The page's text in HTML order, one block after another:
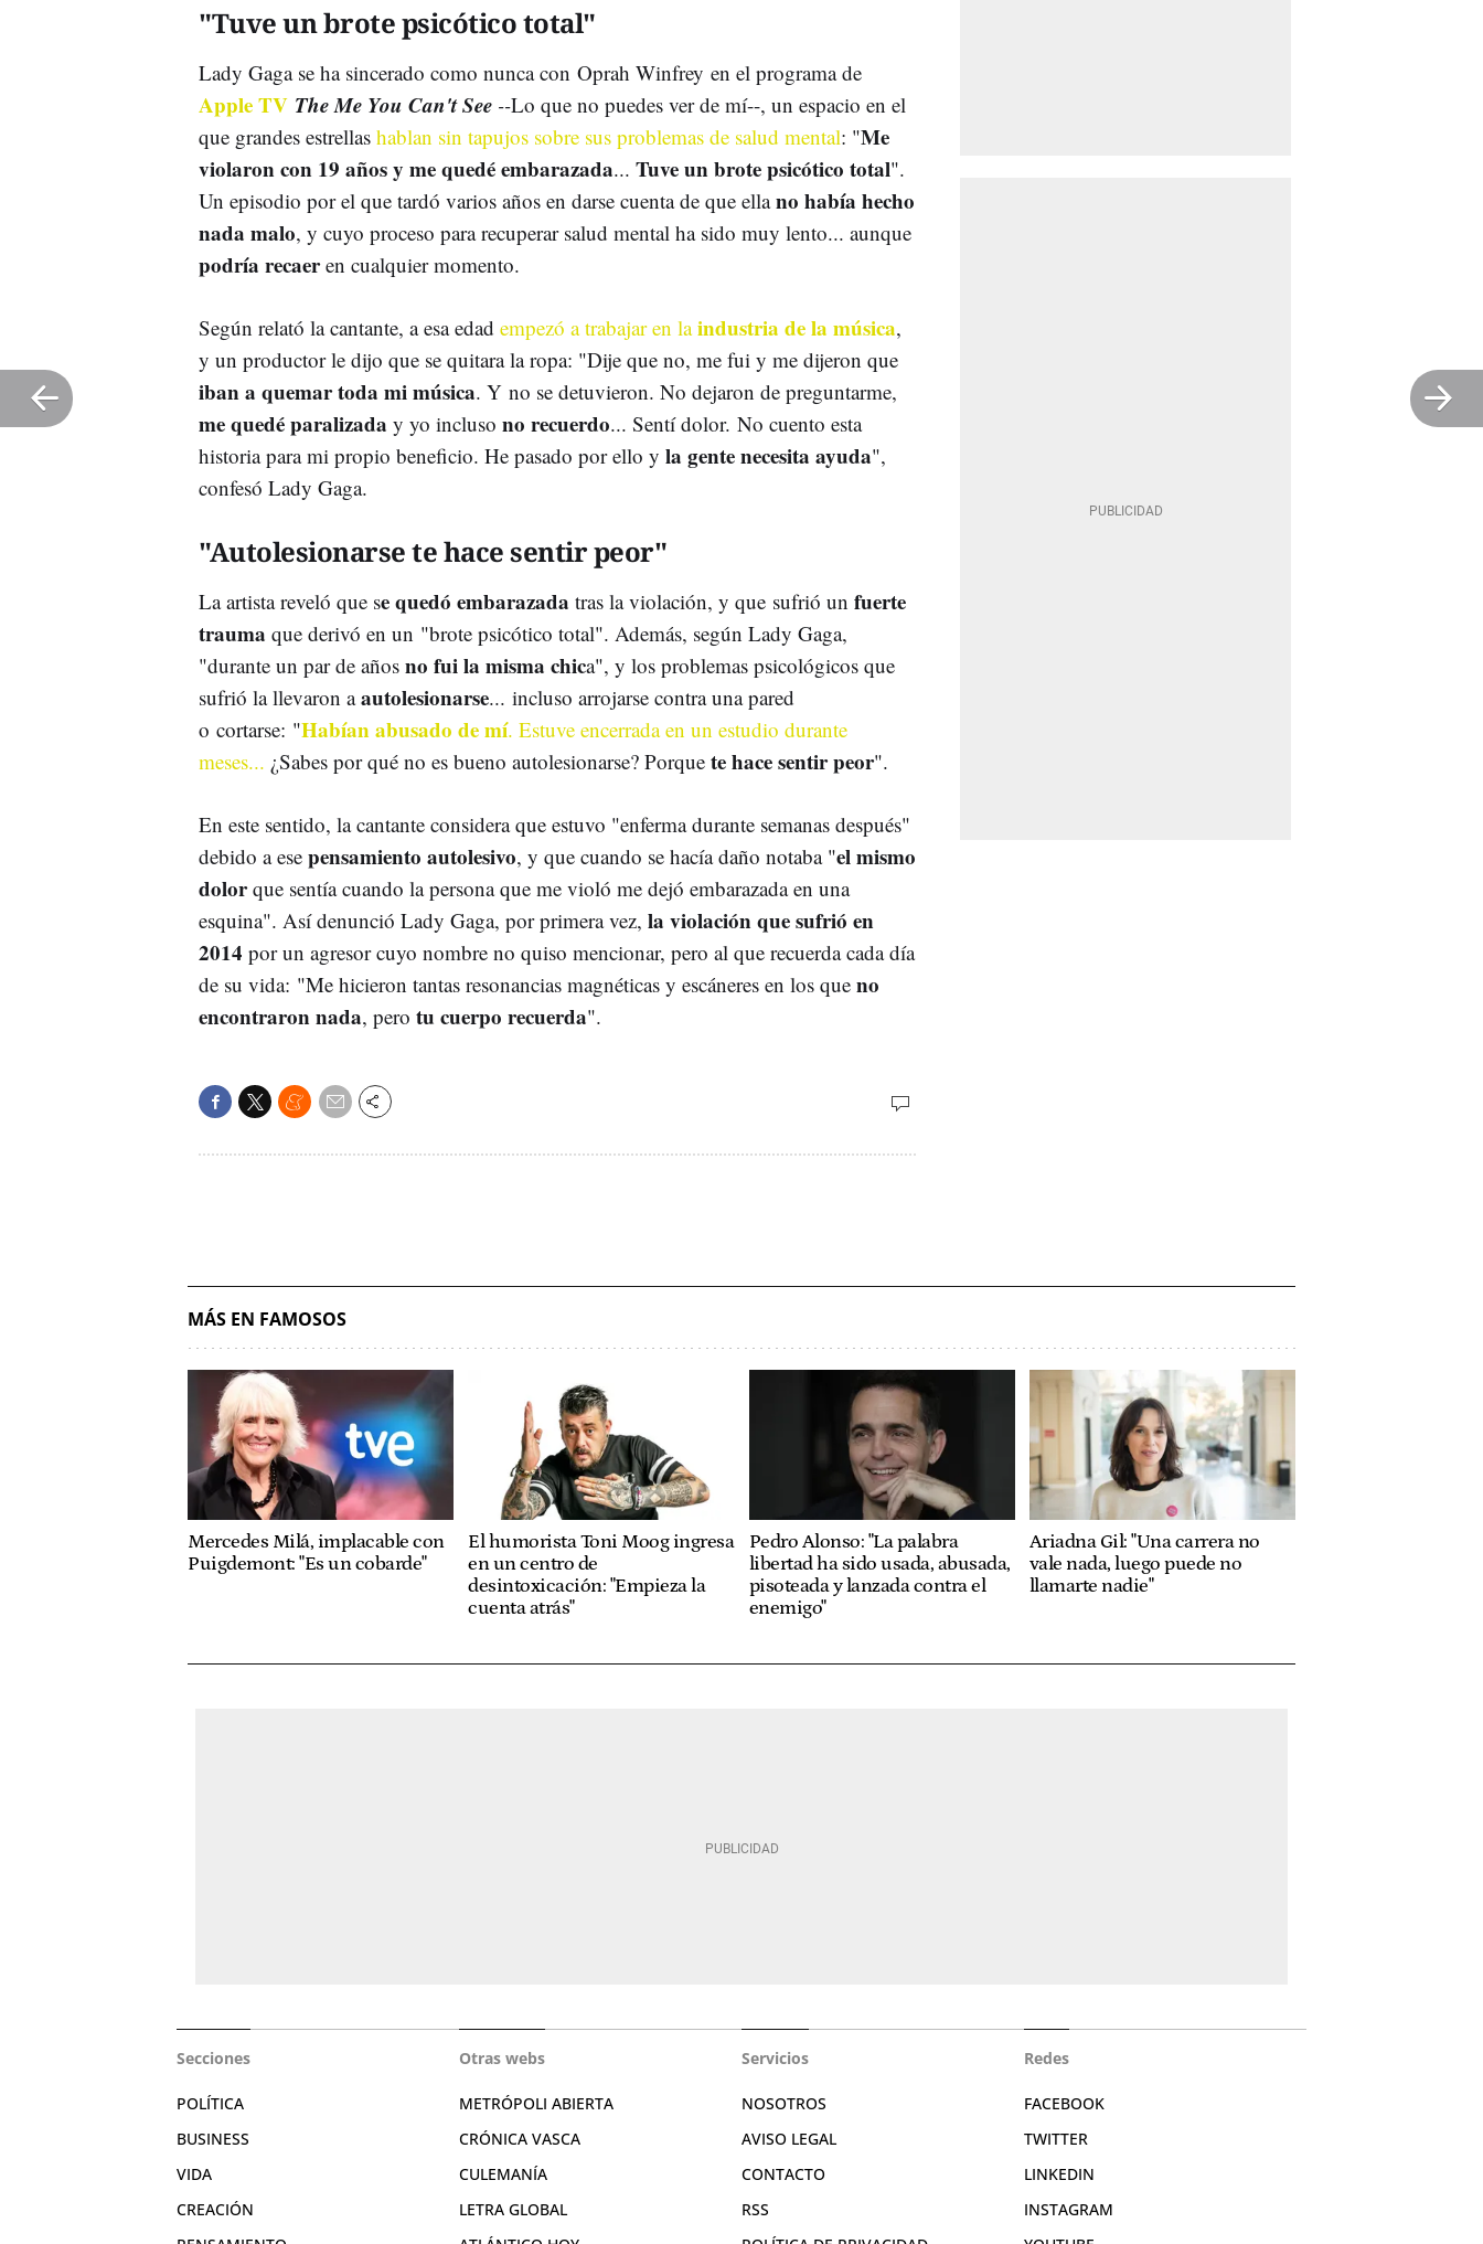
"Tuve un brote psicótico total"
Lady Gaga se ha sincerado como nunca con Oprah Winfrey en el programa de
Apple TV The Me You Can't See --Lo que no puedes ver de mí--, un espacio en el
que grandes estrellas hablan sin tapujos sobre sus problemas de salud mental: "Me
violaron con 19 años y me quedé embarazada... Tuve un brote psicótico total".
Un episodio por el que tardó varios años en darse cuenta de que ellano había hecho
nada malo, y cuyo proceso para recuperar salud mental ha sido muy lento... aunque
podría recaeren cualquier momento.
Según relató la cantante, a esa edad empezó a trabajar en laindustria de la música,
y un productor le dijo que se quitara la ropa: "Dije que no, me fui y me dijeron que
iban a quemar toda mi música. Y no se detuvieron. No dejaron de preguntarme,
me quedé paralizada y yo incluso no recuerdo... Sentí dolor. No cuento esta
historia para mi propio beneficio. He pasado por ello y la gente necesita ayuda",
confesó Lady Gaga.
"Autolesionarse te hace sentir peor"
La artista reveló que se quedó embarazada tras la violación, y que sufrió un fuerte
trauma que derivó en un "brote psicótico total". Además, según Lady Gaga,
"durante un par de años no fui la misma chica", y los problemas psicológicos que
sufrió la llevaron aautolesionarse... incluso arrojarse contra una pared
o cortarse: "Habían abusado de mí. Estuve encerrada en un estudio durante
meses... ¿Sabes por qué no es bueno autolesionarse? Porque te hace sentir peor".
En este sentido, la cantante considera que estuvo "enferma durante semanas después"
debido a ese pensamiento autolesivo, y que cuando se hacía daño notaba "el mismo
dolorque sentía cuando la persona que me violó me dejó embarazada en una
esquina". Así denunció Lady Gaga, por primera vez, la violación que sufrió en
2014 por un agresor cuyo nombre no quiso mencionar, pero al que recuerda cada día
de su vida: "Me hicieron tantas resonancias magnéticas y escáneres en los que no
encontraron nada, pero tu cuerpo recuerda".
MÁS EN FAMOSOS
Mercedes Milá, implacable con
Puigdemont: "Es un cobarde"
El humorista Toni Moog ingresa
en un centro de
desintoxicación: "Empieza la
cuenta atrás"
Pedro Alonso: "La palabra
libertad ha sido usada, abusada,
pisoteada y lanzada contra el
enemigo"
Ariadna Gil: "Una carrera no
vale nada, luego puede no
llamarte nadie"
Secciones
POLÍTICA
BUSINESS
VIDA
CREACIÓN
Otras webs
METRÓPOLI ABIERTA
CRÓNICA VASCA
CULEMANÍA
LETRA GLOBAL
Servicios
NOSOTROS
AVISO LEGAL
CONTACTO
RSS
Redes
FACEBOOK
TWITTER
LINKEDIN
INSTAGRAM